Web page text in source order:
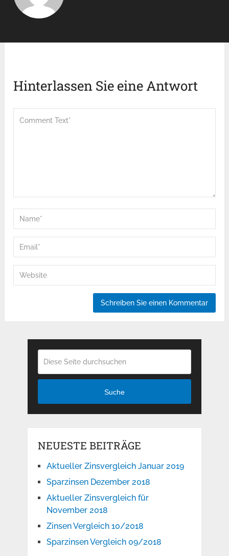
Hinterlassen Sie eine Antwort
Suche
NEUESTE BEITRÄGE
Aktueller Zinsvergleich Januar 2019
Sparzinsen Dezember 2018
Aktueller Zinsvergleich für
November 2018
Zinsen Vergleich 10/2018
Sparzinsen Vergleich 09/2018